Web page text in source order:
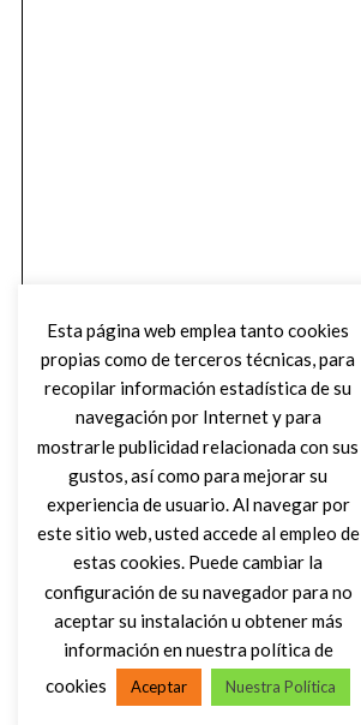
VOLVER AL INICIO
Esta página web emplea tanto cookies
propias como de terceros técnicas, para
recopilar información estadística de su
navegación por Internet y para
mostrarle publicidad relacionada con sus
gustos, así como para mejorar su
experiencia de usuario. Al navegar por
este sitio web, usted accede al empleo de
estas cookies. Puede cambiar la
configuración de su navegador para no
aceptar su instalación u obtener más
información en nuestra política de
cookies
Aceptar Nuestra Política